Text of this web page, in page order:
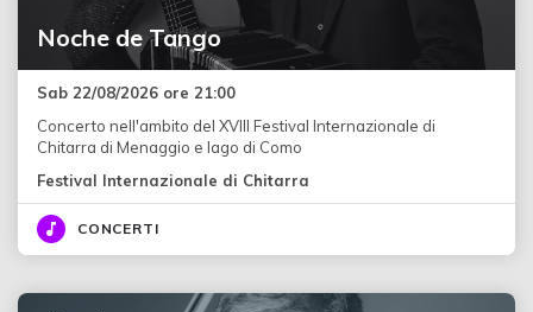
Noche de Tango
Sab 22/08/2026 ore 21:00
Concerto nell'ambito del XVIII Festival Internazionale di
Chitarra di Menaggio e lago di Como
Festival Internazionale di Chitarra
CONCERTI